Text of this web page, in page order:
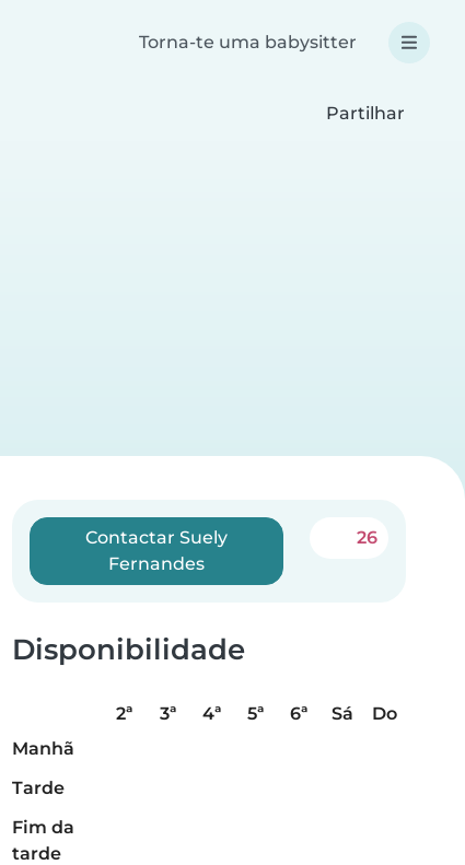
Torna-te uma babysitter
Partilhar
Contactar Suely
Fernandes
26
Disponibilidade
2ª 3ª 4ª 5ª 6ª Sá
Do
Manhã
Tarde
Fim da
tarde